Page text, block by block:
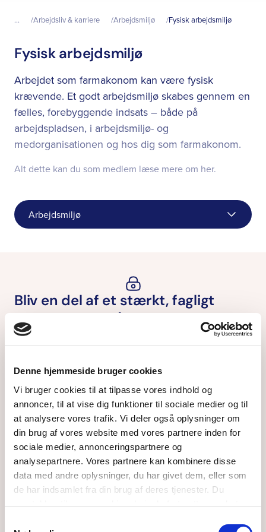
Denne hjemmeside bruger cookies
Vi bruger cookies til at tilpasse vores indhold og
annoncer, til at vise dig funktioner til sociale medier og til
at analysere vores trafik. Vi deler også oplysninger om
din brug af vores website med vores partnere inden for
sociale medier, annonceringspartnere og
analysepartnere. Vores partnere kan kombinere disse
data med andre oplysninger, du har givet dem, eller som
de har indsamlet fra din brug af deres tjenester. Du
samtykker til vores cookies, hvis du fortsætter med at
... Arbejdsliv & karriere Arbejdsmiljø Fysisk arbejdsmiljø
Fysisk arbejdsmiljø
Arbejdet som farmakonom kan være fysisk
krævende. Et godt arbejdsmiljø skabes gennem en
fælles, forebyggende indsats – både på
arbejdspladsen, i arbejdsmiljø- og
medorganisationen og hos dig som farmakonom.
Alt dette kan du som medlem læse mere om her.
Arbejdsmiljø
Psykisk arbejdsmiljø
Arbejdsmiljørepræsentanten
Bliv en del af et stærkt, fagligt
fællesskab og få fuld adgang
Som medlem af Farmakonomforeningen får du
støtte, netværk og adgang til alt indhold på
Medlemskab
Er du allerede medlem?
Log ind
Bliv en del af et stærkt fællesskab og få adgang til dine